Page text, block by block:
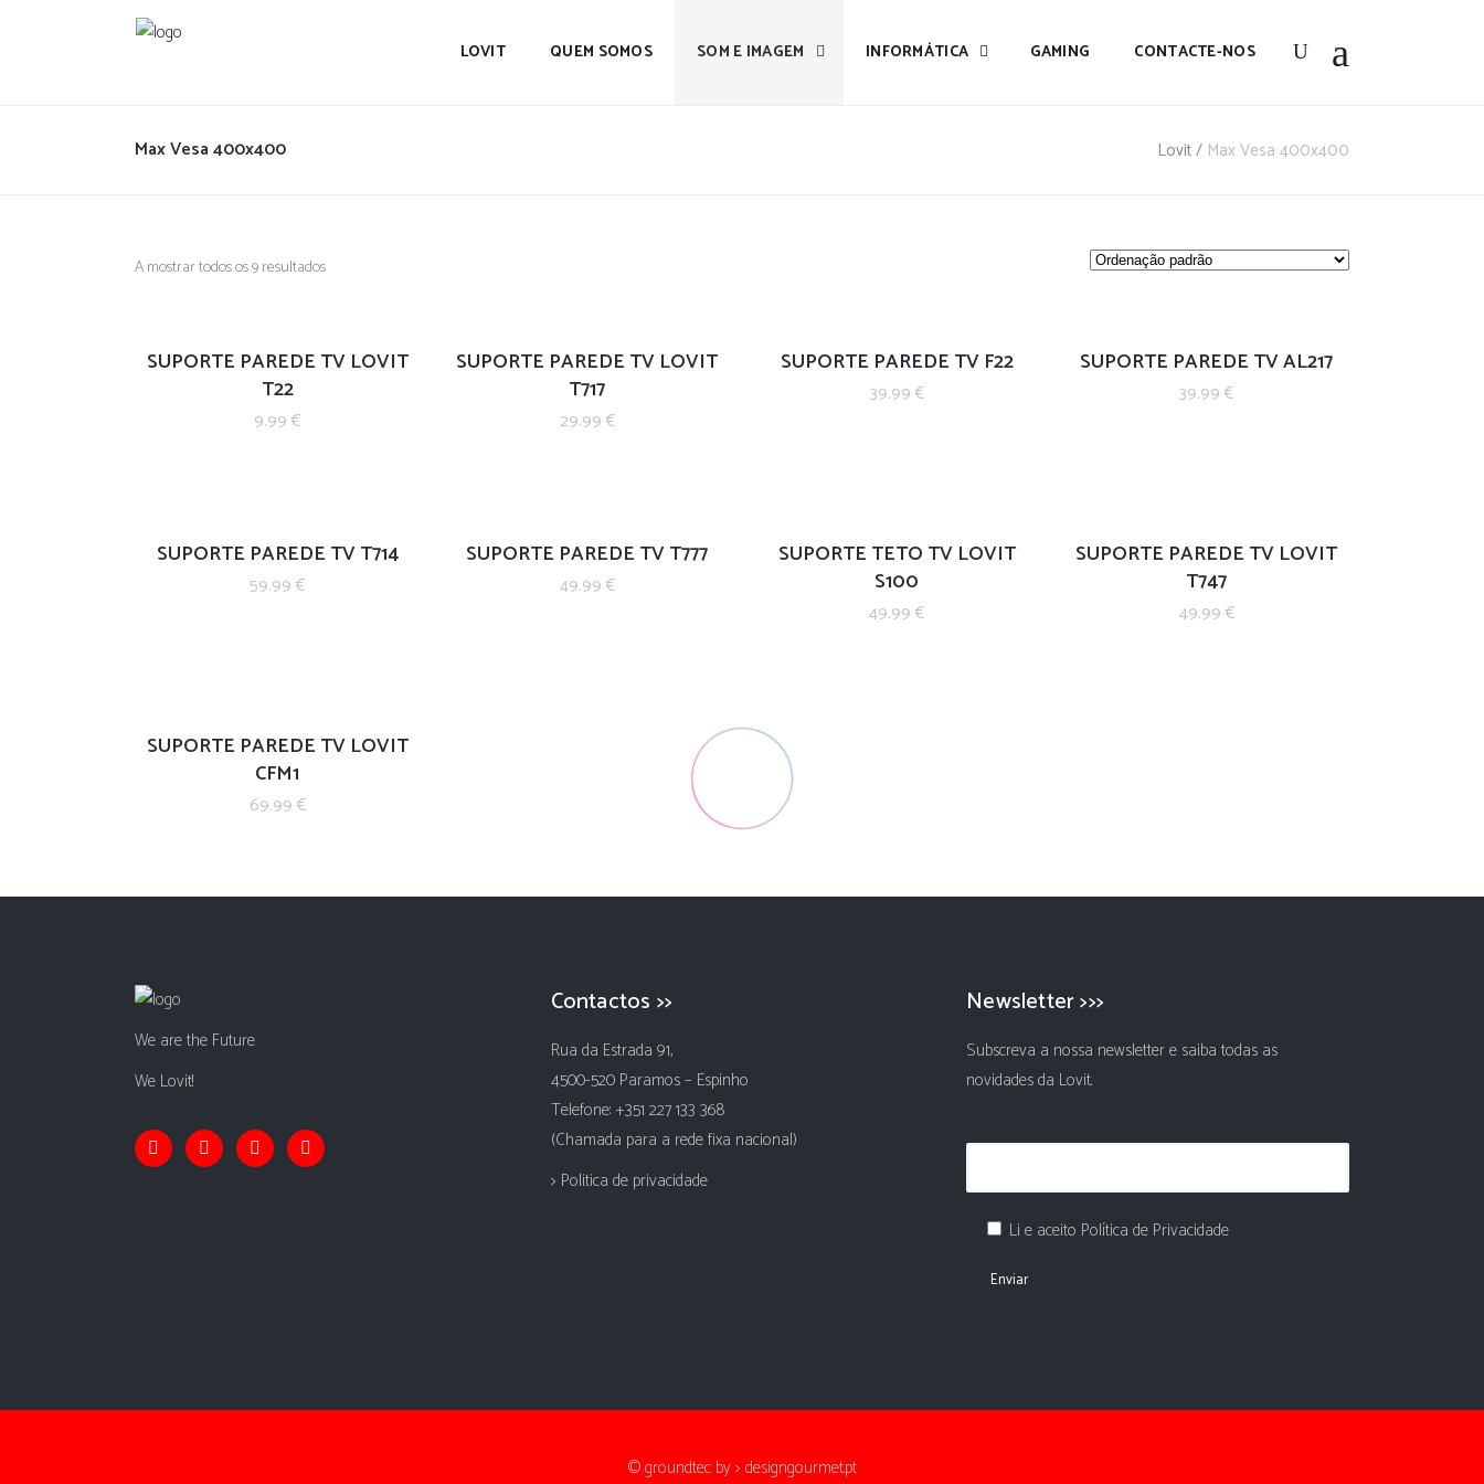
LOVIT QUEM SOMOS SOM E IMAGEM INFORMÁTICA GAMING CONTACTE-NOS
Max Vesa 400x400 Lovit/ Max Vesa 400x400
A mostrar todos os 9 resultados
SUPORTE PAREDE TV LOVIT
T22
9.99€
SUPORTE PAREDE TV LOVIT
T717
29.99 €
SUPORTE PAREDE TV F22
39.99 €
SUPORTE PAREDE TV AL217
39.99€
SUPORTE PAREDE TV T714
59.99€
SUPORTE PAREDE TV T777
49.99 €
SUPORTE TETO TV LOVIT
S100
49.99€
SUPORTE PAREDE TV LOVIT
T747
49.99 €
SUPORTE PAREDE TV LOVIT
CFM1
69.99 €
We are the Future
We Lovit!
Contactos >>
Rua da Estrada 91,
4500-520 Paramos – Espinho
Telefone: +351 227 133 368
(Chamada para a rede fixa nacional)
> Politica de privacidade
Newsletter >>>
Subscreva a nossa newsletter e saiba todas as
novidades da Lovit.
Li e aceito Política de Privacidade
© groundtec by> designgourmet.pt